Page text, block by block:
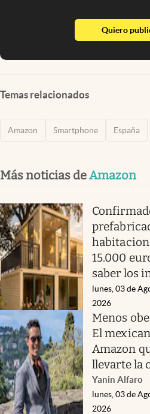
Quiero
Temas relacionados
Amazon Smartphone España
Más noticias deAmazon
15.000
saber los
lunes, 03 de
2026
Menos
El
Amazon
llevarte la
Yanin Alfaro
lunes, 03 de
2026